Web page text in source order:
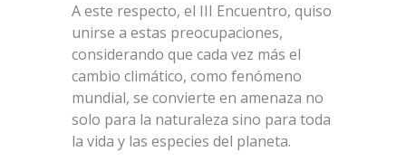
A este respecto, el III Encuentro, quiso
unirse a estas preocupaciones,
considerando que cada vez más el
cambio climático, como fenómeno
mundial, se convierte en amenaza no
solo para la naturaleza sino para toda
la vida y las especies del planeta.